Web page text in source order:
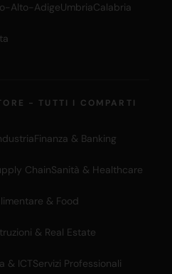
Alto-AdigeUmbriaCalabria
- TUTTI I COMPARTI
Finanza & Banking
ChainSanità & Healthcare
& Food
& Real Estate
& ICTServizi Professionali